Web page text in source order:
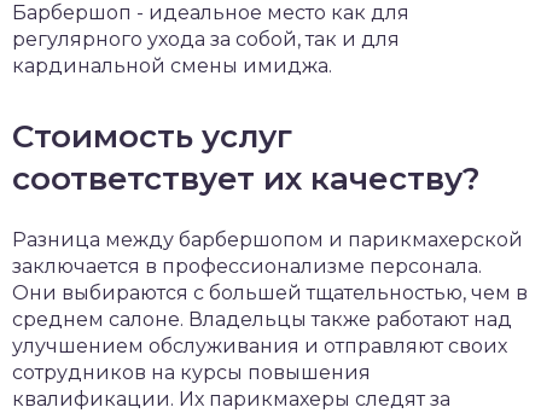
Барбершоп - идеальное место как для
регулярного ухода за собой, так и для
кардинальной смены имиджа.
Стоимость услуг
соответствует их качеству?
Разница между барбершопом и парикмахерской
заключается в профессионализме персонала.
Они выбираются с большей тщательностью, чем в
среднем салоне. Владельцы также работают над
улучшением обслуживания и отправляют своих
сотрудников на курсы повышения
квалификации. Их парикмахеры следят за